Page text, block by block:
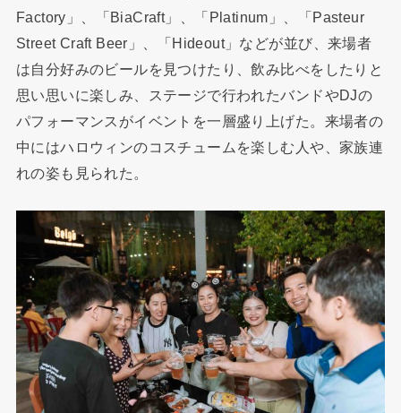
Factory」、「BiaCraft」、「Platinum」、「Pasteur
Street Craft Beer」、「Hideout」などが並び、来場者
は自分好みのビールを見つけたり、飲み比べをしたりと
思い思いに楽しみ、ステージで行われたバンドやDJの
パフォーマンスがイベントを一層盛り上げた。来場者の
中にはハロウィンのコスチュームを楽しむ人や、家族連
れの姿も見られた。